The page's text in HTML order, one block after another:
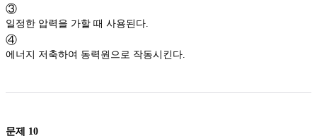
③
일정한 압력을 가할 때 사용된다.
④
에너지 저축하여 동력원으로 작동시킨다.
문제 10